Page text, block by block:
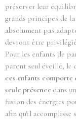
préserver leur
grands principes de
absolument pas
devront être
Pour les enfants de
parent seul éveillé, le
ces enfants comporte
seule présence dans
fusion des énergies
afin qu'il accomplisse